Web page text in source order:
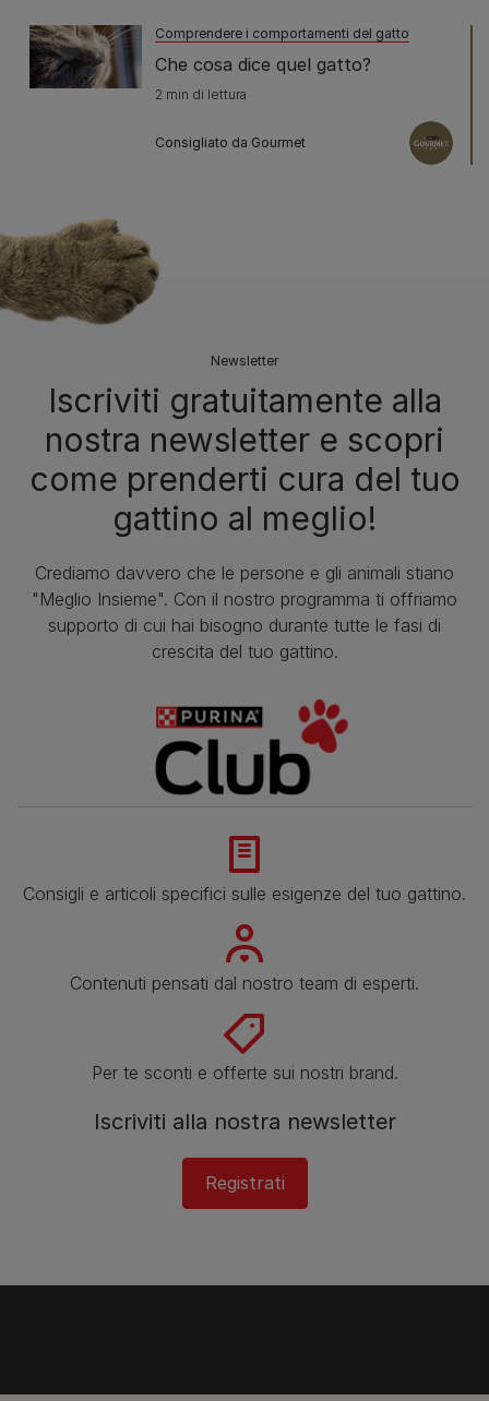
Comprendere i comportamenti del gatto
Che cosa dice quel gatto?
2 min di lettura
Consigliato da Gourmet
Newsletter
Iscriviti gratuitamente alla
nostra newsletter e scopri
come prenderti cura del tuo
gattino al meglio!
Crediamo davvero che le persone e gli animali stiano
"Meglio Insieme". Con il nostro programma ti offriamo
supporto di cui hai bisogno durante tutte le fasi di
crescita del tuo gattino.
Consigli e articoli specifici sulle esigenze del tuo gattino.
Contenuti pensati dal nostro team di esperti.
Per te sconti e offerte sui nostri brand.
Iscriviti alla nostra newsletter
Registrati